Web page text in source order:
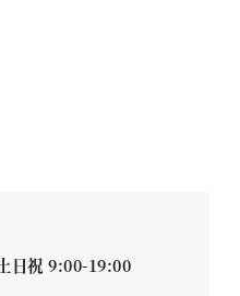
日祝 9:00-19:00